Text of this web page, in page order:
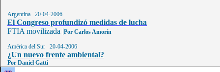
Argentina 20-04-2006
El Congreso profundizó medidas de lucha
FTIA movilizada |Por Carlos Amorín
América del Sur 20-04-2006
¿Un nuevo frente ambiental?
Por Daniel Gatti